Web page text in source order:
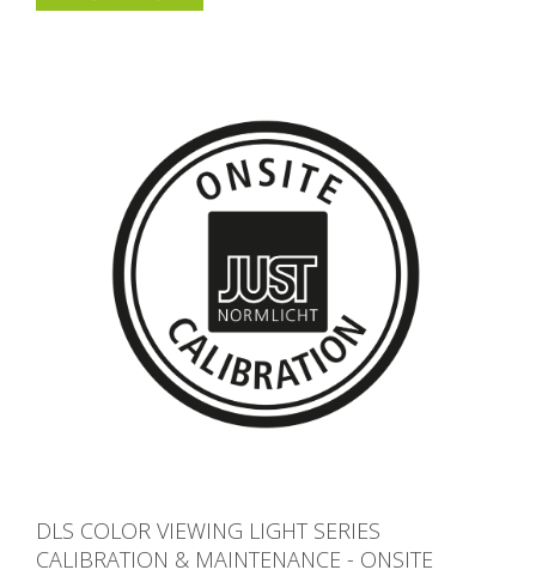
DLS COLOR VIEWING LIGHT SERIES
CALIBRATION & MAINTENANCE - ONSITE